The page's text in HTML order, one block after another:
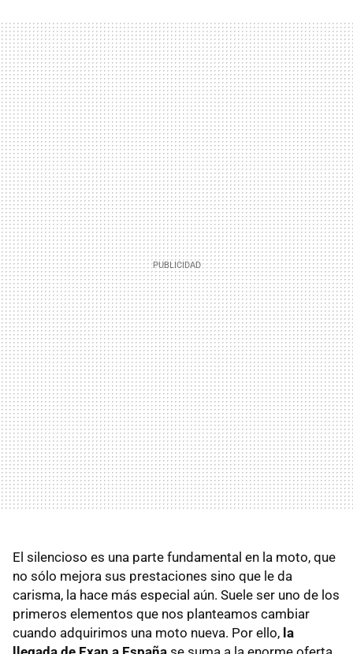
El silencioso es una parte fundamental en la moto, que
no sólo mejora sus prestaciones sino que le da
carisma, la hace más especial aún. Suele ser uno de los
primeros elementos que nos planteamos cambiar
cuando adquirimos una moto nueva. Por ello, la